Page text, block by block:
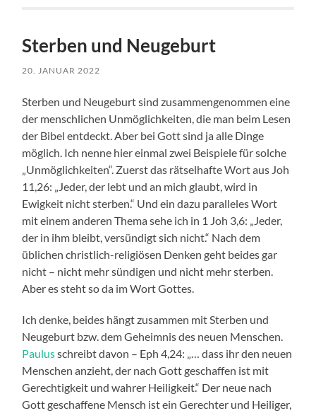
Sterben und Neugeburt
20. JANUAR 2022
Sterben und Neugeburt sind zusammengenommen eine
der menschlichen Unmöglichkeiten, die man beim Lesen
der Bibel entdeckt. Aber bei Gott sind ja alle Dinge
möglich. Ich nenne hier einmal zwei Beispiele für solche
„Unmöglichkeiten“. Zuerst das rätselhafte Wort aus Joh
11,26: „Jeder, der lebt und an mich glaubt, wird in
Ewigkeit nicht sterben.“ Und ein dazu paralleles Wort
mit einem anderen Thema sehe ich in 1 Joh 3,6: „Jeder,
der in ihm bleibt, versündigt sich nicht.“ Nach dem
üblichen christlich-religiösen Denken geht beides gar
nicht – nicht mehr sündigen und nicht mehr sterben.
Aber es steht so da im Wort Gottes.
Ich denke, beides hängt zusammen mit Sterben und
Neugeburt bzw. dem Geheimnis des neuen Menschen.
Paulusschreibt davon – Eph 4,24: „… dass ihr den neuen
Menschen anzieht, der nach Gott geschaffen ist mit
Gerechtigkeit und wahrer Heiligkeit.“ Der neue nach
Gott geschaffene Mensch ist ein Gerechter und Heiliger,